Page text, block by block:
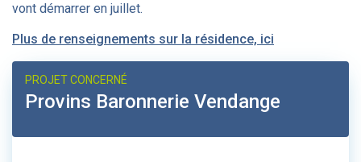
vont démarrer en juillet.
Plus de renseignements sur la résidence, ici
PROJET CONCERNÉ
Provins Baronnerie Vendange